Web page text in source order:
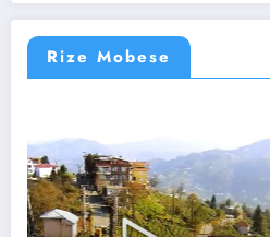
Rize Mobese